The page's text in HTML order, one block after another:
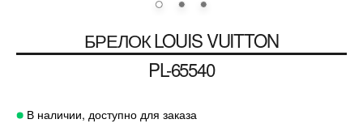
БРЕЛОКLOUIS VUITTON
PL-65540
В наличии, доступно для заказа